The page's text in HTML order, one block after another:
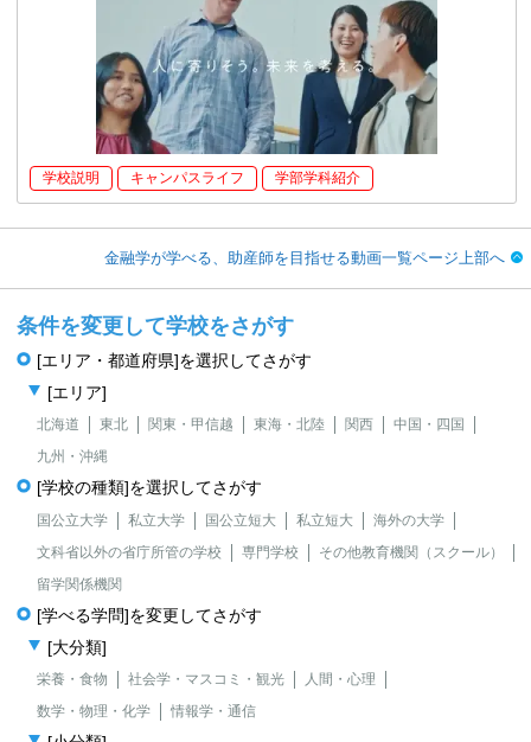
学校説明 キャンパスライフ 学部学科紹介
金融学が学べる、助産師を目指せる動画一覧ページ上部へ
条件を変更して学校をさがす
[エリア・都道府県]を選択してさがす
[エリア]
北海道 東北 関東・甲信越 東海・北陸 関西
中国・四国
九州・沖縄
[学校の種類]を選択してさがす
国公立大学 私立大学 国公立短大 私立短大
海外の大学
文科省以外の省庁所管の学校
専門学校
その他教育機関（スクール）
留学関係機関
[学べる学問]を変更してさがす
[大分類]
栄養・食物 社会学・マスコミ・観光
人間・心理
数学・物理・化学
情報学・通信